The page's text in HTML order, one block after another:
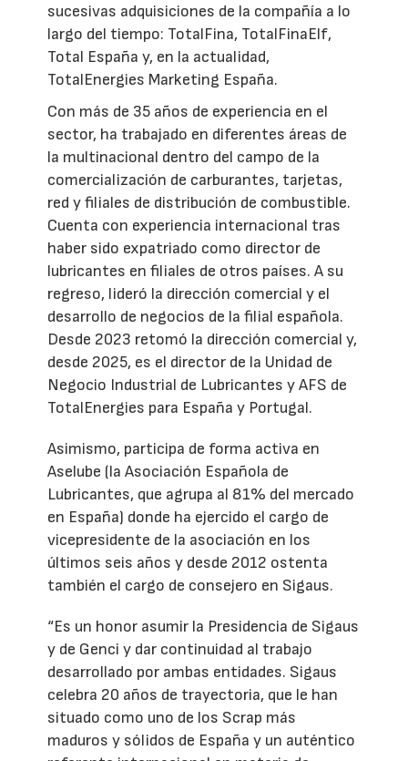
sucesivas adquisiciones de la compañía a lo
largo del tiempo: TotalFina, TotalFinaElf,
Total España y, en la actualidad,
TotalEnergies Marketing España.
Con más de 35 años de experiencia en el
sector, ha trabajado en diferentes áreas de
la multinacional dentro del campo de la
comercialización de carburantes, tarjetas,
red y filiales de distribución de combustible.
Cuenta con experiencia internacional tras
haber sido expatriado como director de
lubricantes en filiales de otros países. A su
regreso, lideró la dirección comercial y el
desarrollo de negocios de la filial española.
Desde 2023 retomó la dirección comercial y,
desde 2025, es el director de la Unidad de
Negocio Industrial de Lubricantes y AFS de
TotalEnergies para España y Portugal.
Asimismo, participa de forma activa en
Aselube (la Asociación Española de
Lubricantes, que agrupa al 81% del mercado
en España) donde ha ejercido el cargo de
vicepresidente de la asociación en los
últimos seis años y desde 2012 ostenta
también el cargo de consejero en Sigaus.
“Es un honor asumir la Presidencia de Sigaus
y de Genci y dar continuidad al trabajo
desarrollado por ambas entidades. Sigaus
celebra 20 años de trayectoria, que le han
situado como uno de los Scrap más
maduros y sólidos de España y un auténtico